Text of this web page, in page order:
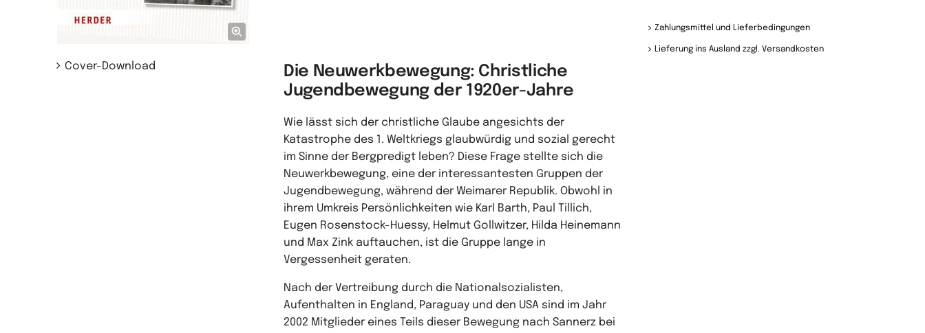
Cover-Download
Zahlungsmittel und Lieferbedingungen
Lieferung ins Ausland zzgl. Versandkosten
Die Neuwerkbewegung: Christliche
Jugendbewegung der 1920er-Jahre
Wie lässt sich der christliche Glaube angesichts der
Katastrophe des 1. Weltkriegs glaubwürdig und sozial gerecht
im Sinne der Bergpredigt leben? Diese Frage stellte sich die
Neuwerkbewegung, eine der interessantesten Gruppen der
Jugendbewegung, während der Weimarer Republik. Obwohl in
ihrem Umkreis Persönlichkeiten wie Karl Barth, Paul Tillich,
Eugen Rosenstock-Huessy, Helmut Gollwitzer, Hilda Heinemann
und Max Zink auftauchen, ist die Gruppe lange in
Vergessenheit geraten.
Nach der Vertreibung durch die Nationalsozialisten,
Aufenthalten in England, Paraguay und den USA sind im Jahr
2002 Mitglieder eines Teils dieser Bewegung nach Sannerz bei